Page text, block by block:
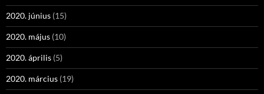
2020. június (15)
2020. május (10)
2020. április (5)
2020. március (19)